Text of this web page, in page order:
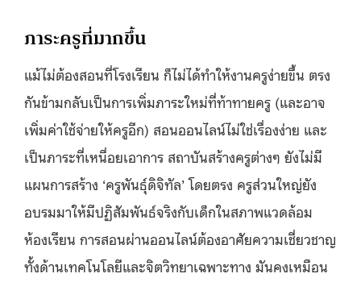
ภาระครูที่มากขึ้น
แม้ไม่ต้องสอนที่โรงเรียน ก็ไม่ได้ทำให้งานครูง่ายขึ้น ตรง
กันข้ามกลับเป็นการเพิ่มภาระใหม่ที่ท้าทายครู (และอาจ
เพิ่มค่าใช้จ่ายให้ครูอีก) สอนออนไลน์ไม่ใช่เรื่องง่าย และ
เป็นภาระที่เหนื่อยเอาการ สถาบันสร้างครูต่างๆ ยังไม่มี
แผนการสร้าง ‘ครูพันธุ์ดิจิทัล’ โดยตรง ครูส่วนใหญ่ยัง
อบรมมาให้มีปฏิสัมพันธ์จริงกับเด็กในสภาพแวดล้อม
ห้องเรียน การสอนผ่านออนไลน์ต้องอาศัยความเชี่ยวชาญ
ทั้งด้านเทคโนโลยีและจิตวิทยาเฉพาะทาง มันคงเหมือน